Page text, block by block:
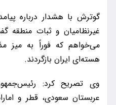
گوترش با هشدار درباره
غیرنظامیان و ثبات منطقه‌
می‌خواهم که فوراً به میز
هسته‌ای ایران بازگردند.
وی تصریح کرد:
عربستان سعودی، قطر و